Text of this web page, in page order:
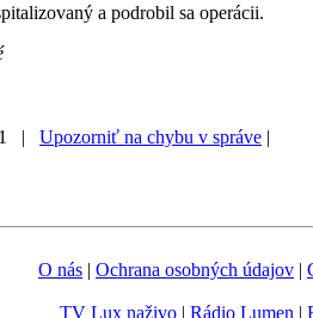
a podrobil sa operácii.
| Upozorniť na chybu v správe |
O nás | Ochrana osobných údajov |
TV Lux naživo| Rádio Lumen |